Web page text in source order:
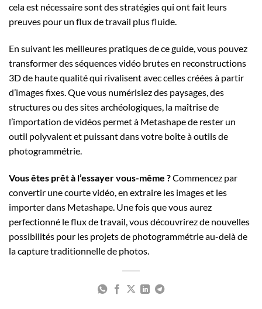
cela est nécessaire sont des stratégies qui ont fait leurs
preuves pour un flux de travail plus fluide.
En suivant les meilleures pratiques de ce guide, vous pouvez
transformer des séquences vidéo brutes en reconstructions
3D de haute qualité qui rivalisent avec celles créées à partir
d’images fixes. Que vous numérisiez des paysages, des
structures ou des sites archéologiques, la maîtrise de
l’importation de vidéos permet à Metashape de rester un
outil polyvalent et puissant dans votre boîte à outils de
photogrammétrie.
Vous êtes prêt à l’essayer vous-même ?Commencez par
convertir une courte vidéo, en extraire les images et les
importer dans Metashape. Une fois que vous aurez
perfectionné le flux de travail, vous découvrirez de nouvelles
possibilités pour les projets de photogrammétrie au-delà de
la capture traditionnelle de photos.